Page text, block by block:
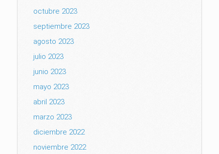
octubre 2023
septiembre 2023
agosto 2023
julio 2023
junio 2023
mayo 2023
abril 2023
marzo 2023
diciembre 2022
noviembre 2022